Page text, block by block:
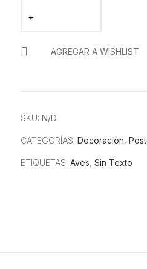
AGREGAR A WISHLIST
SKU: N/D
CATEGORÍAS: Decoración,
ETIQUETAS: Aves, Sin Texto